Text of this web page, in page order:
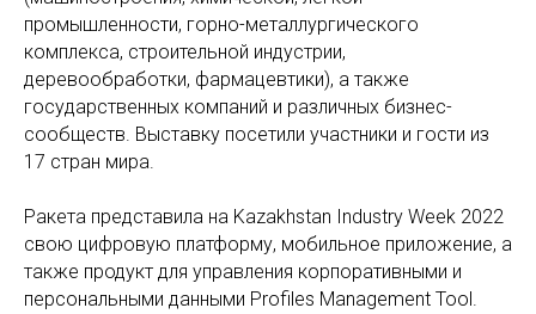
промышленности, горно-металлургического
комплекса, строительной индустрии,
деревообработки, фармацевтики), а также
государственных компаний и различных бизнес-
сообществ. Выставку посетили участники и гости из
17 стран мира.
Ракета представила на Kazakhstan Industry Week 2022
свою цифровую платформу, мобильное приложение, а
также продукт для управления корпоративными и
персональными данными Profiles Management Tool.